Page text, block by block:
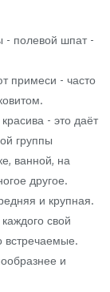
- полевой шпат -
примеси - часто
- это даёт
группы
ванной, на
другое.
и крупная.
свой
встречаемые.
и